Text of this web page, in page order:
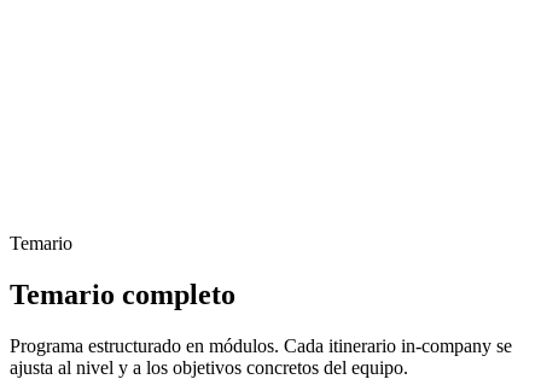
Temario
Temario completo
Programa estructurado en módulos. Cada itinerario in-company se
ajusta al nivel y a los objetivos concretos del equipo.